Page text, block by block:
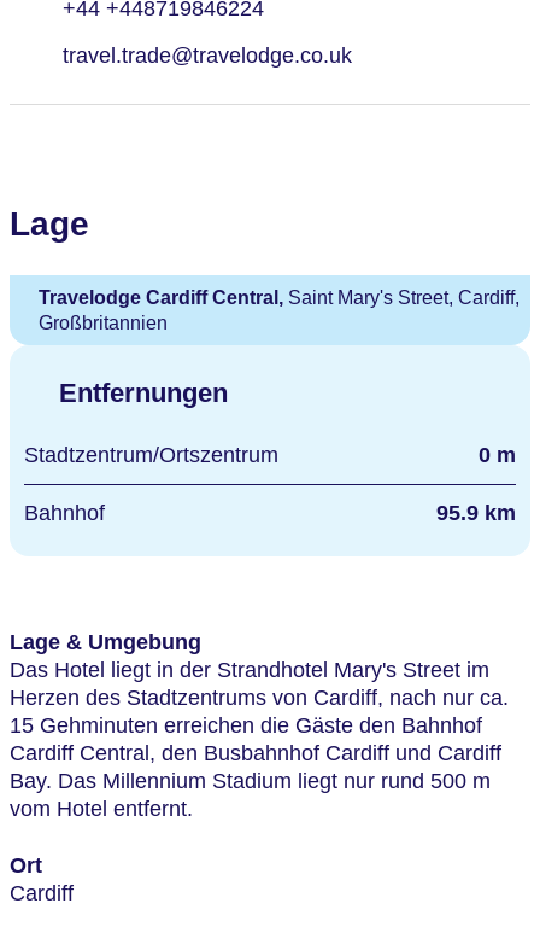
+44 +448719846224
travel.trade@travelodge.co.uk
Lage
Travelodge Cardiff Central,Saint Mary's Street, Cardiff,
Großbritannien
Entfernungen
Stadtzentrum/Ortszentrum 0 m
Bahnhof 95.9 km
Lage & Umgebung
Das Hotel liegt in der Strandhotel Mary's Street im
Herzen des Stadtzentrums von Cardiff, nach nur ca.
15 Gehminuten erreichen die Gäste den Bahnhof
Cardiff Central, den Busbahnhof Cardiff und Cardiff
Bay. Das Millennium Stadium liegt nur rund 500 m
vom Hotel entfernt.
Ort
Cardiff